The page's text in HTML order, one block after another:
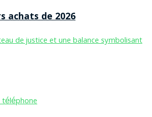
achats de 2026